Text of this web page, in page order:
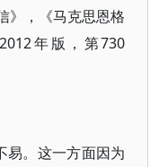
》，《马克思恩格
年版，第730
易。这一方面因为